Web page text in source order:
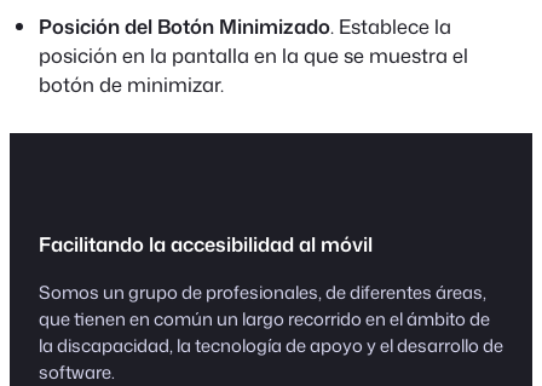
Posición del Botón Minimizado. Establece la
posición en la pantalla en la que se muestra el
botón de minimizar.
Facilitando la accesibilidad al móvil
Somos un grupo de profesionales, de diferentes áreas,
que tienen en común un largo recorrido en el ámbito de
la discapacidad, la tecnología de apoyo y el desarrollo de
software.